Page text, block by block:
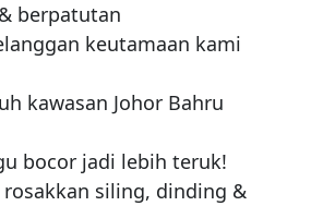
berpatutan
keutamaan kami
kawasan Johor Bahru
bocor jadi lebih teruk!
siling, dinding &